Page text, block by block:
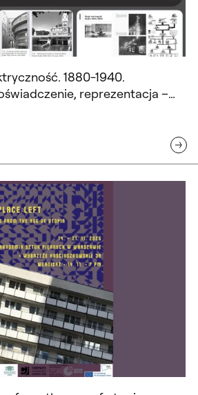
1880-1940.
reprezentacja –
from the age of